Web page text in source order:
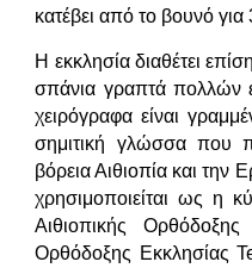
κατέβει από το βουνό
Η εκκλησία διαθέτει
σπάνια γραπτά πολλών
χειρόγραφα είναι
σημιτική γλώσσα που
βόρεια Αιθιοπία και
χρησιμοποιείται ως η
Αιθιοπικής
Ορθόδοξης Εκκλησίας